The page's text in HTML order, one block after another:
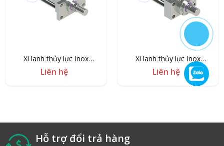
Xi lanh thủy lực Inox
AMB1/MF1-I
Liên hệ
Xi lanh thủy lực Inox
AMB1/ME5-I
Liên hệ
Hỗ trợ đổi trả hàng